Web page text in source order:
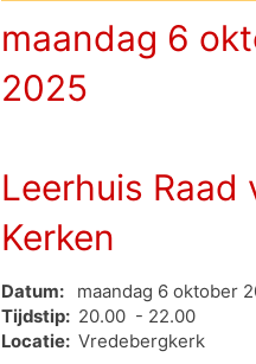
maandag 6
2025
Leerhuis Raad
Kerken
Datum:
maandag 6 oktober
Tijdstip: 20.00 - 22.00
Locatie: Vredebergkerk